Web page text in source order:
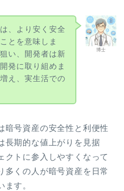
博士
、より安く安全
とを意味しま
い、開発者は新
発に取り組めま
え、実生活での
暗号資産の安全性と利便性
長期的な値上がりを見据
クトに参入しやすくなって
多くの人が暗号資産を日常
ます。